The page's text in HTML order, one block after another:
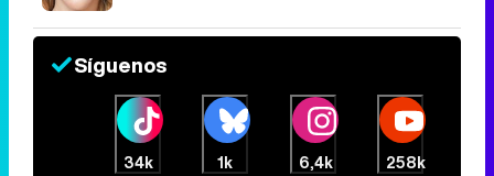
Síguenos
34k 1k 6,4k 258k